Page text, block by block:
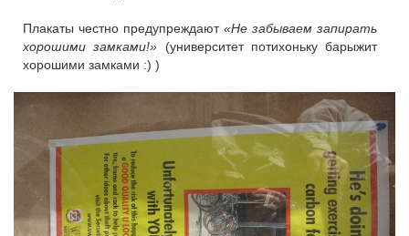
Плакаты честно предупреждают «Не забываем запирать
хорошими замками!» (университет потихоньку барыжит
хорошими замками :) )